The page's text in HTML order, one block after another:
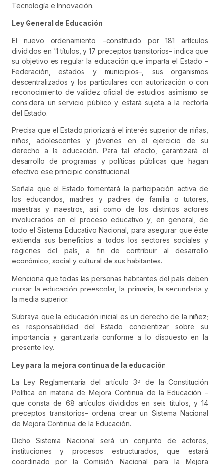
Tecnología e Innovación.
Ley General de Educación
El nuevo ordenamiento –constituido por 181 artículos
divididos en 11 títulos, y 17 preceptos transitorios– indica que
su objetivo es regular la educación que imparta el Estado –
Federación, estados y municipios–, sus organismos
descentralizados y los particulares con autorización o con
reconocimiento de validez oficial de estudios; asimismo se
considera un servicio público y estará sujeta a la rectoría
del Estado.
Precisa que el Estado priorizará el interés superior de niñas,
niños, adolescentes y jóvenes en el ejercicio de su
derecho a la educación. Para tal efecto, garantizará el
desarrollo de programas y políticas públicas que hagan
efectivo ese principio constitucional.
Señala que el Estado fomentará la participación activa de
los educandos, madres y padres de familia o tutores,
maestras y maestros, así como de los distintos actores
involucrados en el proceso educativo y, en general, de
todo el Sistema Educativo Nacional, para asegurar que éste
extienda sus beneficios a todos los sectores sociales y
regiones del país, a fin de contribuir al desarrollo
económico, social y cultural de sus habitantes.
Menciona que todas las personas habitantes del país deben
cursar la educación preescolar, la primaria, la secundaria y
la media superior.
Subraya que la educación inicial es un derecho de la niñez;
es responsabilidad del Estado concientizar sobre su
importancia y garantizarla conforme a lo dispuesto en la
presente ley.
Ley para la mejora continua de la educación
La Ley Reglamentaria del artículo 3º de la Constitución
Política en materia de Mejora Continua de la Educación –
que consta de 68 artículos divididos en seis títulos, y 14
preceptos transitorios– ordena crear un Sistema Nacional
de Mejora Continua de la Educación.
Dicho Sistema Nacional será un conjunto de actores,
instituciones y procesos estructurados, que estará
coordinado por la Comisión Nacional para la Mejora